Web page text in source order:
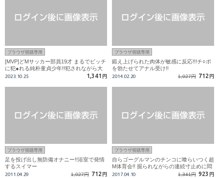
ブラウザ視聴専用
[MVP]どMサッカー部員19才 まるでビッチ
に犯●れる純朴童貞少年!!犯されながら大
興奮の初タチ!
2023.10.25 1,341 円
ブラウザ視聴専用
鍛え上げられた肉体が敏感に反応!!!チ○ポ
を勃たせてアナル受け!!
2014.02.20 1,027円 712 円
ブラウザ視聴専用
足を投げ出し無防備オナニー!!浴室で発情
するスイマー
2011.04.29 1,027円 712 円
ブラウザ視聴専用
自らゴーグルマンのチンコに喰らいつく超
M体育会!! 掘られながらの連続寸止めに悶
絶!!
2017.04.10 1,341円 923 円